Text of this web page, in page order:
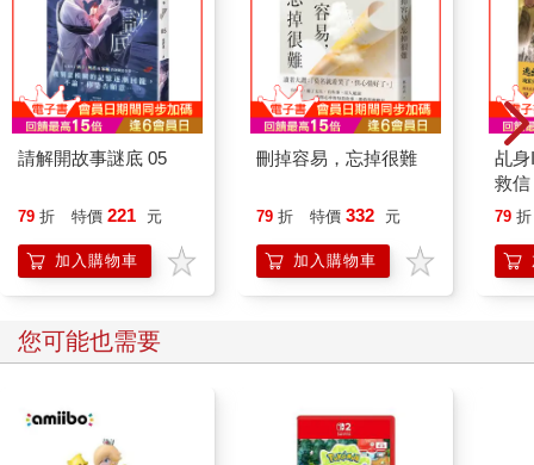
請解開故事謎底 05
79 折 特價 221 元
加入購物車
刪掉容易，忘掉很難
79 折 特價 332 元
加入購物車
乩身
救信
79 折
您可能也需要